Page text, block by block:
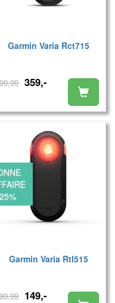
Garmin Varia Rct715
359,-
Garmin Varia Rtl515
149,-